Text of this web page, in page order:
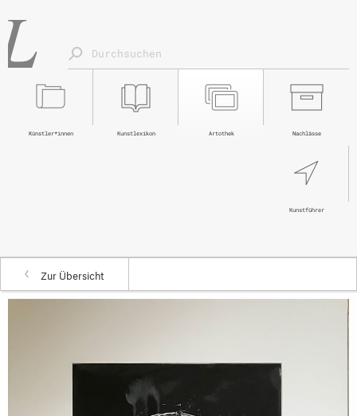
Nachlässe
Artothek
Kunstlexikon
Künstler*innen
Kunstführer
Zur Übersicht